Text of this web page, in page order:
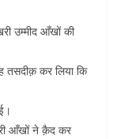
उम्मीद आँखों की
तसदीक़ कर लिया कि
आँखों ने क़ैद कर